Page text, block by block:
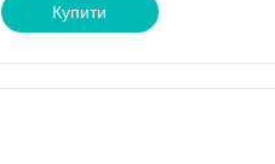
Купити